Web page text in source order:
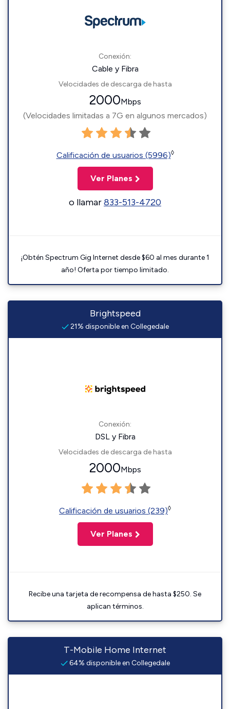
Conexión:
Cable y Fibra
Velocidades de descarga de hasta
2000Mbps
(Velocidades limitadas a 7G en algunos mercados)
Calificación de usuarios (5996)◊
Ver Planes
o llamar833-513-4720
¡Obtén Spectrum Gig Internet desde $60 al mes durante 1
año! Oferta por tiempo limitado.
Brightspeed
21% disponible en Collegedale
Conexión:
DSL y Fibra
Velocidades de descarga de hasta
2000Mbps
Calificación de usuarios (239)◊
Ver Planes
Recibe una tarjeta de recompensa de hasta $250. Se
aplican términos.
T-Mobile Home Internet
64% disponible en Collegedale